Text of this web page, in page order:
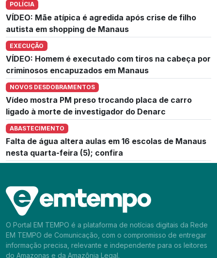
POLÍCIA
VÍDEO: Mãe atípica é agredida após crise de filho
autista em shopping de Manaus
EXECUÇÃO
VÍDEO: Homem é executado com tiros na cabeça por
criminosos encapuzados em Manaus
NOVOS DESDOBRAMENTOS
Vídeo mostra PM preso trocando placa de carro
ligado à morte de investigador do Denarc
ABASTECIMENTO
Falta de água altera aulas em 16 escolas de Manaus
nesta quarta-feira (5); confira
O Portal EM TEMPO é a plataforma de notícias digitais da Rede
EM TEMPO de Comunicação, com o compromisso de entregar
informação precisa, relevante e independente para os leitores
do Amazonas e da Amazônia Legal.